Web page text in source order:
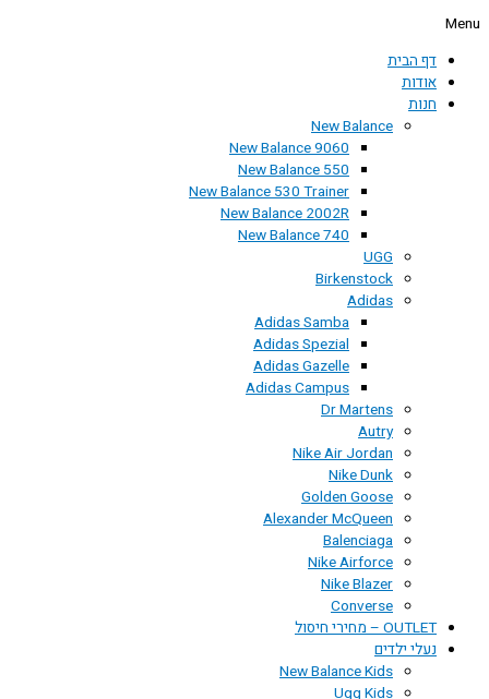
Menu
דף הבית
אודות
חנות
New Balance
New Balance 9060
New Balance 550
New Balance 530 Trainer
New Balance 2002R
New Balance 740
UGG
Birkenstock
Adidas
Adidas Samba
Adidas Spezial
Adidas Gazelle
Adidas Campus
Dr Martens
Autry
Nike Air Jordan
Nike Dunk
Golden Goose
Alexander McQueen
Balenciaga
Nike Airforce
Nike Blazer
Converse
OUTLET – מחירי חיסול
נעלי ילדים
New Balance Kids
Ugg Kids